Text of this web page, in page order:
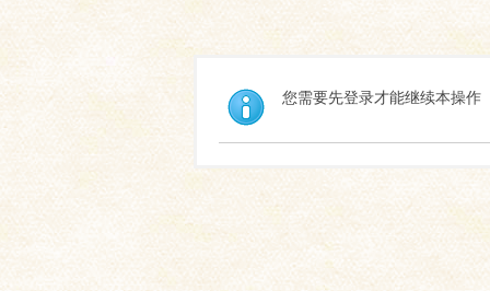
您需要先登录才能继续本操作